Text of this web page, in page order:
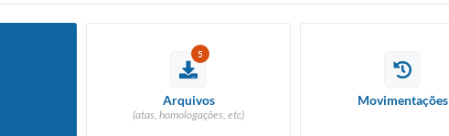
5
Arquivos
(atas, homologações, etc)
Movimentações